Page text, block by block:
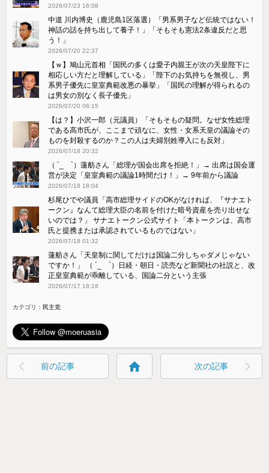
2026/07/23 16:08
中道 川内博史（鹿児島1区落選）「男系男子など伝統ではない！
神話の話を持ち出して養子！」「そもそも憲法2条違反だと思
う！」
2026/07/20 22:37
【ｗ】鳩山元首相「国民の多くは愛子内親王が次の天皇陛下に
相応しい方だと理解している」「陛下のお気持ちを無視し、男
系男子優先に皇室典範改悪の暴挙」「国民の理解が得られるの
は男女の別なく長子優先」
2026/07/20 06:15
【は？】小沢一郎（元議員）「そもそもの疑問。なぜ女性総理
である高市氏が、ここまで頑なに、女性・女系天皇の議論その
ものを封殺するのか？この人は夫婦別姓導入にも反対」
2026/07/18 20:32
（ ´_ゝ`）蓮舫さん「総理が国会出席を拒絶！」→ 出席は国会運
営が決定「皇室典範の議論1時間だけ！」→ 9年前から議論
2026/07/18 18:04
杉尾ひでや議員「高市総理サイドのOKがなければ、『サナエト
ークン』なんて総理大臣の名前を付けた暗号資産を売り出せな
いのでは？」 サナエトークン公式サイト「本トークンは、高市
氏と提携または承認されているものではない」
2026/07/18 01:32
蓮舫さん「天皇制に関してだけは国論二分しちゃダメじゃない
ですか！」 （ ´_ゝ`）日経・朝日・読売など新聞社の社説と、改
正皇室典範が乖離している、国論二分という主張
2026/07/17 18:16
カテゴリ： 民主党
前の記事 home 次の記事